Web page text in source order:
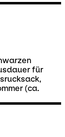
für
(ca.